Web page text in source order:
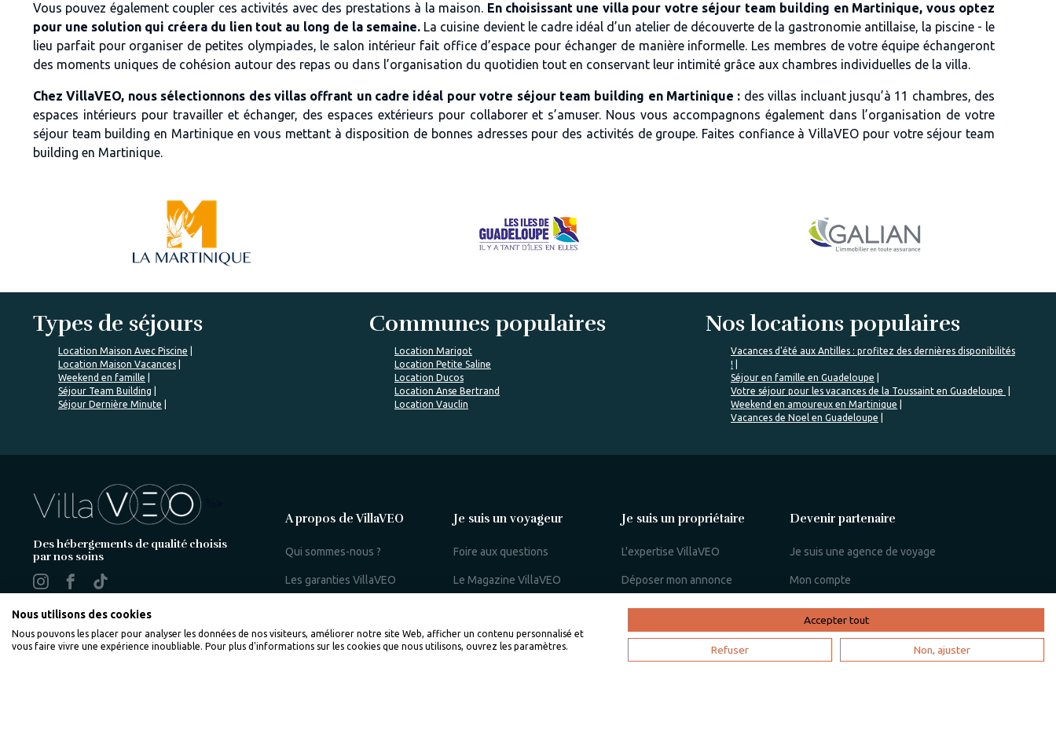
Vous pouvez également coupler ces activités avec des prestations à la maison. En choisissant une villa pour votre séjour team building en Martinique, vous optez
pour une solution qui créera du lien tout au long de la semaine. La cuisine devient le cadre idéal d’un atelier de découverte de la gastronomie antillaise, la piscine - le
lieu parfait pour organiser de petites olympiades, le salon intérieur fait office d’espace pour échanger de manière informelle. Les membres de votre équipe échangeront
des moments uniques de cohésion autour des repas ou dans l’organisation du quotidien tout en conservant leur intimité grâce aux chambres individuelles de la villa.
Chez VillaVEO, nous sélectionnons des villas offrant un cadre idéal pour votre séjour team building en Martinique : des villas incluant jusqu’à 11 chambres, des
espaces intérieurs pour travailler et échanger, des espaces extérieurs pour collaborer et s’amuser. Nous vous accompagnons également dans l’organisation de votre
séjour team building en Martinique en vous mettant à disposition de bonnes adresses pour des activités de groupe. Faites confiance à VillaVEO pour votre séjour team
building en Martinique.
Types de séjours
Location Maison Avec Piscine
Location Maison Vacances
Weekend en famille
Séjour Team Building
Séjour Dernière Minute
Communes populaires
Location Marigot
Location Petite Saline
Location Ducos
Location Anse Bertrand
Location Vauclin
Nos locations populaires
Vacances d'été aux Antilles : profitez des dernières disponibilités
!
Séjour en famille en Guadeloupe
Votre séjour pour les vacances de la Toussaint en Guadeloupe
Weekend en amoureux en Martinique
Vacances de Noel en Guadeloupe
Des hébergements de qualité choisis
par nos soins
A propos de VillaVEO
Qui sommes-nous ?
Les garanties VillaVEO
Je suis un voyageur
Foire aux questions
Le Magazine VillaVEO
Mon espace voyageur
Je suis un propriétaire
L'expertise VillaVEO
Déposer mon annonce
Bien gérer ma location
Mon espace propriétaire
Devenir partenaire
Je suis une agence de voyage
Mon compte
Nous utilisons des cookies
Nous pouvons les placer pour analyser les données de nos visiteurs, améliorer notre site Web, afficher un contenu personnalisé et
vous faire vivre une expérience inoubliable. Pour plus d'informations sur les cookies que nous utilisons, ouvrez les paramètres.
Accepter tout
Refuser Non, ajuster